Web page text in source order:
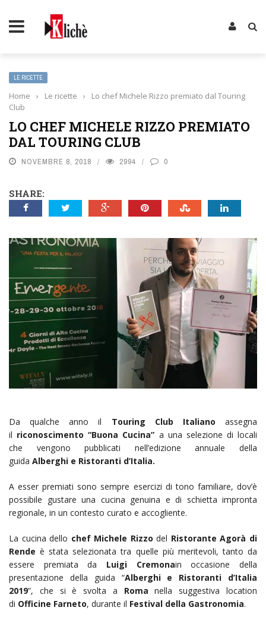
LE RICETTE
Home › Le ricette ›
Lo chef Michele Rizzo premiato dal Touring
Club
LO CHEF MICHELE RIZZO PREMIATO
DAL TOURING CLUB
NOVEMBRE 8, 2018 2994 0
SHARE:
Da qualche anno il Touring Club Italiano assegna
il riconoscimento “Buona Cucina” a una selezione di locali
che vengono pubblicati nell’edizione annuale della
guida Alberghi e Ristoranti d’Italia.
A esser premiati sono sempre esercizi di tono familiare, dov’è
possibile gustare una cucina genuina e di schietta impronta
regionale, in un contesto curato e accogliente.
La cucina dello chef Michele Rizzo del Ristorante Agorà di
Rende è stata selezionata tra quelle più meritevoli, tanto da
essere premiata da Luigi Cremonain occasione della
presentazione della guida “Alberghi e Ristoranti d’Italia
2019”, che si è svolta a Roma nella suggestiva location
di Officine Farneto, durante il Festival della Gastronomia.